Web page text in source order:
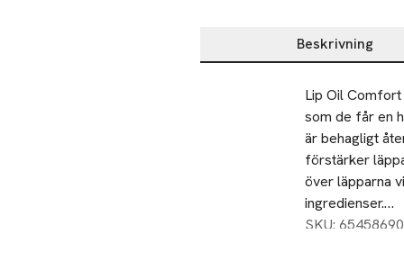
Beskrivning
Beskrivning
Lip Oil
som de får en
är behagligt
förstärker
över läpparna
ingredienser.
SKU: 65458690